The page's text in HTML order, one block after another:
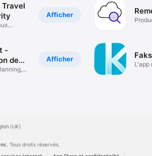
Afficher
Travel
Afficher
-
de
Faks
L'app
(UK)
Tous droits réservés.